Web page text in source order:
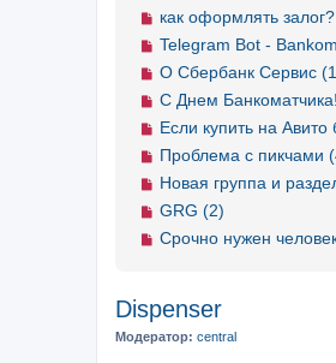
как оформлять
Telegram Bot -
О Сбербанк Сервис
С Днем
Если купить на
Проблема с пикчами
Новая группа и
GRG (2)
Срочно нужен
Dispenser
Модератор: central